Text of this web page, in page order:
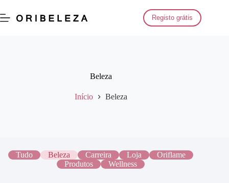
para
o
Registo grátis
Beleza
Início Beleza
Tudo Beleza Carreira Loja
Oriflame
Produtos
Wellness